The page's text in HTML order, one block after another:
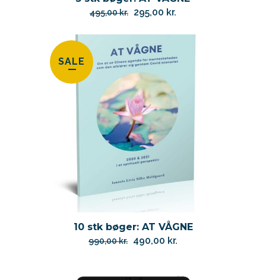
495,00kr.
Den
pris
var:
495,00 kr..
295,00 kr.
er:
SALE
10 stk bøger: AT VÅGNE
990,00kr.
Den
490,00 kr.